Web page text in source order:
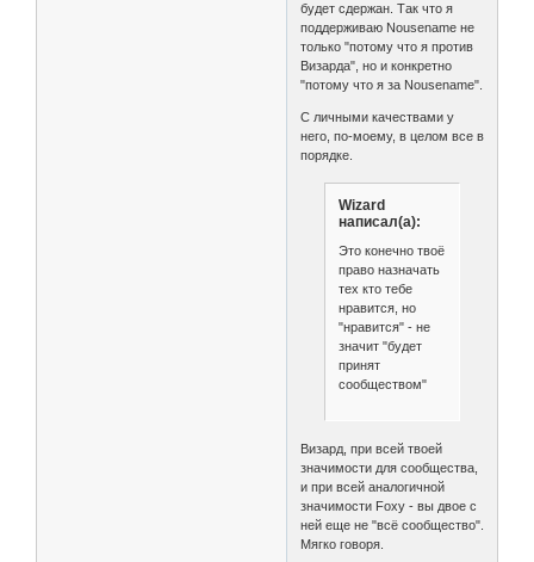
будет сдержан. Так что я
поддерживаю Nousename не
только "потому что я против
Визарда", но и конкретно
"потому что я за Nousename".
С личными качествами у
него, по-моему, в целом все в
порядке.
Wizard
написал(а):
Это конечно твоё
право назначать
тех кто тебе
нравится, но
"нравится" - не
значит "будет
принят
сообществом"
Визард, при всей твоей
значимости для сообщества,
и при всей аналогичной
значимости Foxy - вы двое с
ней еще не "всё сообщество".
Мягко говоря.